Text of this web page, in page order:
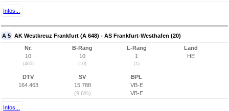
Infos...
A 5 AK Westkreuz Frankfurt (A 648) - AS Frankfurt-Westhafen (20)
Nr.
10
(465)
B-Rang
10
(10)
L-Rang
1
(1)
Land
HE
DTV
164.463
SV
15.788
(9,6%)
BPL
VB-E
VB-E
Infos...